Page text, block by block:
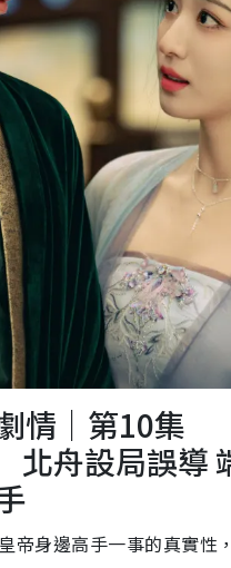
情｜第10集
北舟設局誤導
帝身邊高手一事的真實性